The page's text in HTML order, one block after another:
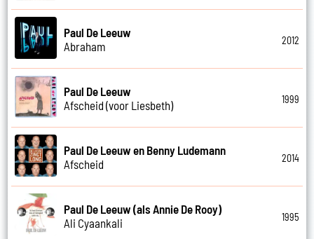
Paul De Leeuw
Abraham
2012
Paul De Leeuw
Afscheid (voor Liesbeth)
1999
Paul De Leeuw en Benny Ludemann
Afscheid
2014
Paul De Leeuw (als Annie De Rooy)
Ali Cyaankali
1995